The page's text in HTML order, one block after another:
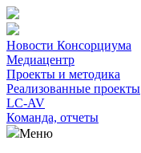
Новости Консорциума
Медиацентр
Проекты и методика
Реализованные проекты
LC-AV
Команда, отчеты
Меню